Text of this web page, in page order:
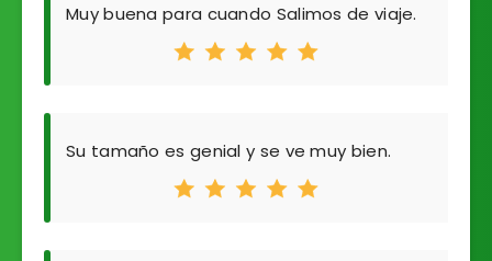
Muy buena para cuando Salimos de viaje.
Su tamaño es genial y se ve muy bien.